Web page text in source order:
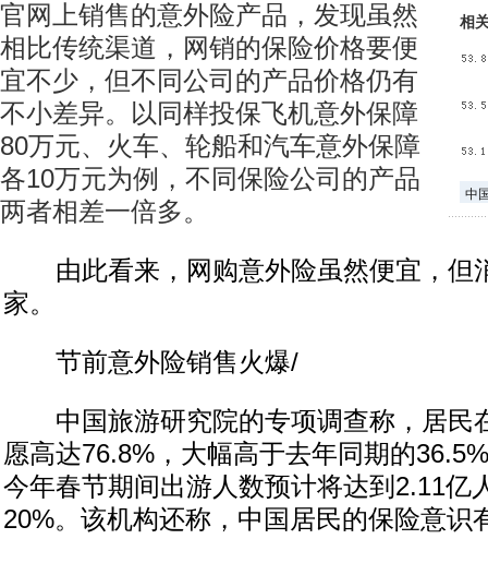
相
中
官网上销售的意外险产品，发现虽然
相比传统渠道，网销的保险价格要便
宜不少，但不同公司的产品价格仍有
不小差异。以同样投保飞机意外保障
80万元、火车、轮船和汽车意外保障
各10万元为例，不同保险公司的产品
两者相差一倍多。
由此看来，网购意外险虽然便宜，但
家。
节前意外险销售火爆/
中国旅游研究院的专项调查称，居民
愿高达76.8%，大幅高于去年同期的
今年春节期间出游人数预计将达到2.11亿
20%。该机构还称，中国居民的保险意识